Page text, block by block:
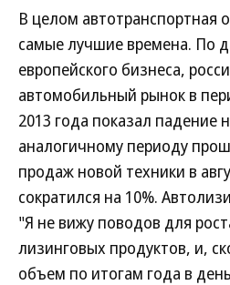
В целом автотранспортная
самые лучшие времена. По
европейского бизнеса,
автомобильный рынок в
2013 года показал падение
аналогичному периоду
продаж новой техники в
сократился на 10%.
"Я не вижу поводов для
лизинговых продуктов, и,
объем по итогам года в